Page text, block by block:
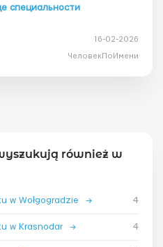
специальности
16-02-2026
ЧеловекПоИмени
również w
w Wołgogradzie → 4
w Krasnodar → 4